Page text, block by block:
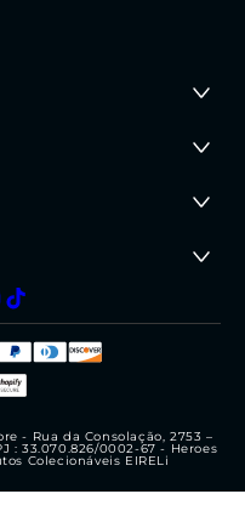
18:00 hrs
YouTube
PayPal
Diners
- Rua da Consolação, 2753 –
: 33.070.826/0002-67 - Heroes
Colecionáveis EIRELi